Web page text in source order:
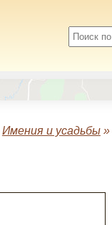
Имения и усадьбы»